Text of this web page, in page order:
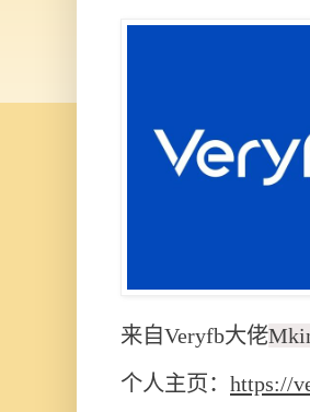
来自Veryfb大佬
个人主页： https://